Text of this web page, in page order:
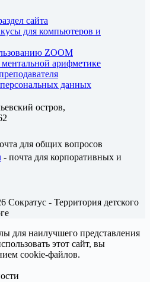
сайта
для компьютеров и
ZOOM
арифметике
данных
остров,
для общих вопросов
- почта для корпоративных и
- Территория детского
для наилучшего представления
этот сайт, вы
cookie-файлов.